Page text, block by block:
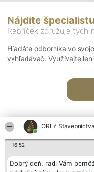
ORLY Stavebníctva
16:52
Dobrý deň, radi Vám
Nájdite špecialistu
Rebríček združuje tých
Hľadáte odborníka vo
vyhľadávač. Využívajte len
Organizátor hodnotenia
Bright Side Solutions sp. z o.